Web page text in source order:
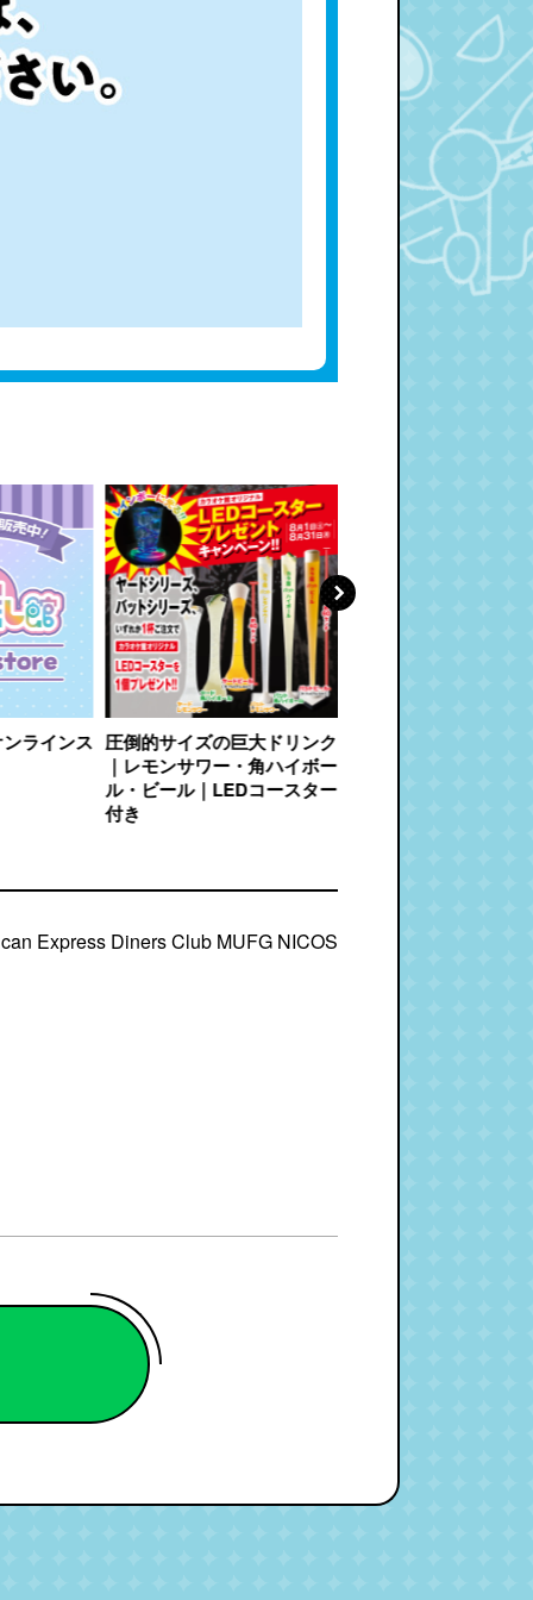
ラインス 圧倒的サイズの巨大ドリンク
｜レモンサワー・角ハイボー
ル・ビール｜LEDコースター
付き
Express Diners Club MUFG NICOS